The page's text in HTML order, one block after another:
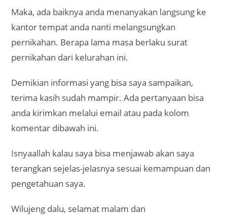
Maka, ada baiknya anda menanyakan langsung ke
kantor tempat anda nanti melangsungkan
pernikahan. Berapa lama masa berlaku surat
pernikahan dari kelurahan ini.
Demikian informasi yang bisa saya sampaikan,
terima kasih sudah mampir. Ada pertanyaan bisa
anda kirimkan melalui email atau pada kolom
komentar dibawah ini.
Isnyaallah kalau saya bisa menjawab akan saya
terangkan sejelas-jelasnya sesuai kemampuan dan
pengetahuan saya.
Wilujeng dalu, selamat malam dan